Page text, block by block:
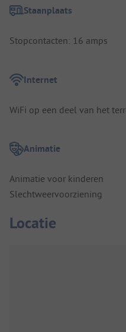
Staanplaats
Stopcontacten: 16 amps
Internet
WiFi op een deel van het
Animatie
Animatie voor kinderen
Slechtweervoorziening
Locatie